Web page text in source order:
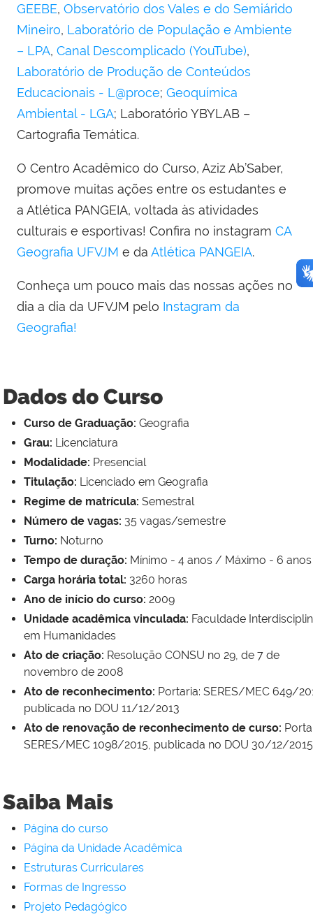
GEEBE, Observatório dos Vales e do Semiárido
Mineiro, Laboratório de População e Ambiente
– LPA, Canal Descomplicado (YouTube),
Laboratório de Produção de Conteúdos
Educacionais - L@proce; Geoquímica
Ambiental - LGA; Laboratório YBYLAB –
Cartografia Temática.
O Centro Acadêmico do Curso, Aziz Ab’Saber,
promove muitas ações entre os estudantes e
a Atlética PANGEIA, voltada às atividades
culturais e esportivas! Confira no instagram CA
Geografia UFVJM e da Atlética PANGEIA.
Conheça um pouco mais das nossas ações no
dia a dia da UFVJM pelo Instagram da
Geografia!
Dados do Curso
Curso de Graduação: Geografia
Grau: Licenciatura
Modalidade: Presencial
Titulação: Licenciado em Geografia
Regime de matrícula: Semestral
Número de vagas: 35 vagas/semestre
Turno: Noturno
Tempo de duração: Mínimo - 4 anos / Máximo - 6 anos
Carga horária total: 3260 horas
Ano de início do curso: 2009
Unidade acadêmica vinculada: Faculdade
em Humanidades
Ato de criação: Resolução CONSU no 29, de 7 de
novembro de 2008
Ato de reconhecimento: Portaria: SERES/MEC 649/
publicada no DOU 11/12/2013
Ato de renovação de reconhecimento de curso:
SERES/MEC 1098/2015, publicada no DOU 30/12/2015
Saiba Mais
Página do curso
Página da Unidade Acadêmica
Estruturas Curriculares
Formas de Ingresso
Projeto Pedagógico